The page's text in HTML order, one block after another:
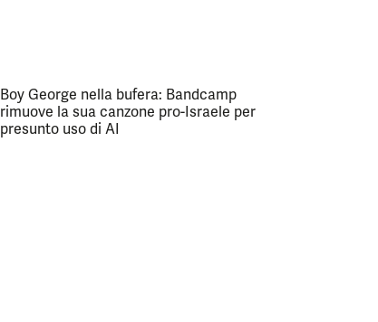
Boy George nella bufera: Bandcamp
rimuove la sua canzone pro-Israele per
presunto uso di AI